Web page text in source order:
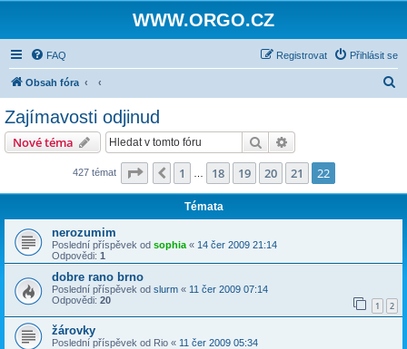
WWW.ORGO.CZ
FAQ Přihlásit se
Registrovat
Obsah fóra
Zajímavosti odjinud
Nové téma Hledat
427 témat Stránka 22 z22
Předchozí
1 18 19 20 21 22
Témata
nerozumim
Poslední příspěvek od sophia « 14 čer 2009 21:14
Odpovědi: 1
dobre rano brno
Poslední příspěvek od slurm « 11 čer 2009 07:14
Odpovědi: 20 1 2
žárovky
Poslední příspěvek od Rio « 11 čer 2009 05:34